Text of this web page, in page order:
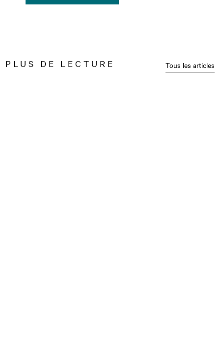
PLUS DE LECTURE Tous les articles